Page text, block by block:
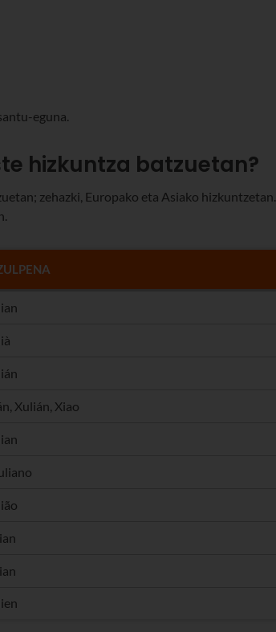
eguna.
hizkuntza batzuetan?
zehazki, Europako eta Asiako hizkuntzetan.
Xulián, Xiao